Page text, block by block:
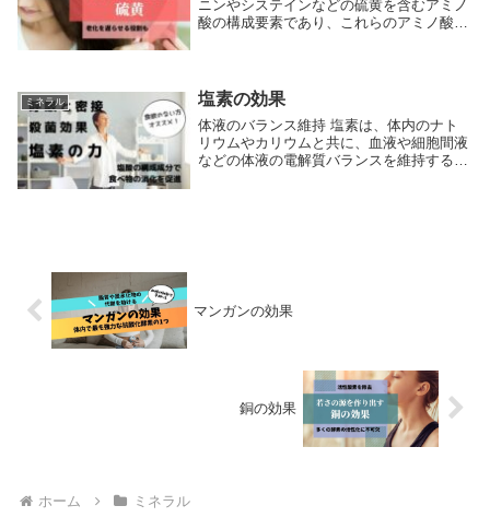
ニンやシステインなどの硫黄を含むアミノ
酸の構成要素であり、これらのアミノ酸は
命を維持する...
ミネラル 塩素の効果
体液のバランス維持 塩素は、体内のナト
リウムやカリウムと共に、血液や細胞間液
などの体液の電解質バランスを維持するの
マンガンの効果
銅の効果
ホーム ミネラル